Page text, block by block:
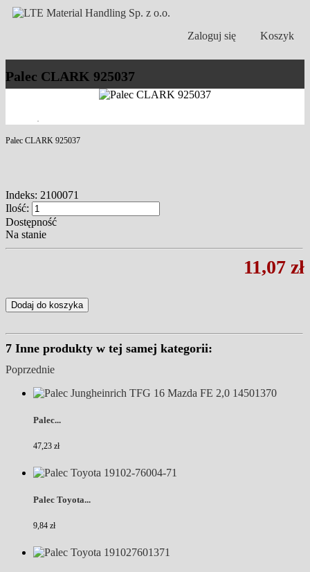
Koszyk
Zaloguj się
Palec CLARK 925037
Palec CLARK 925037
Indeks: 2100071
Ilość:
Dostępność
Na stanie
11,07 zł
Dodaj do koszyka
7 Inne produkty w tej samej kategorii:
Poprzednie
Palec...
47,23 zł
Palec Toyota...
9,84 zł